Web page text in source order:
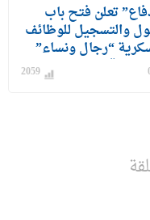
تعلن فتح باب
والتسجيل للوظائف
“رجال ونساء”
رقيب حتى جندي
2059